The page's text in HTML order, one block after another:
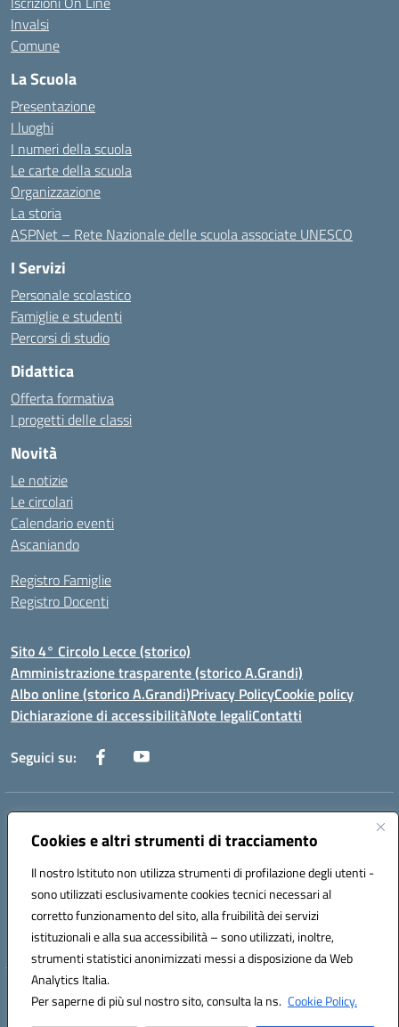
Cookies e altri strumenti di tracciamento
Il nostro Istituto non utilizza strumenti di profilazione degli utenti -
sono utilizzati esclusivamente cookies tecnici necessari al
corretto funzionamento del sito, alla fruibilità dei servizi
istituzionali e alla sua accessibilità – sono utilizzati, inoltre,
strumenti statistici anonimizzati messi a disposizione da Web
Analytics Italia.
Per saperne di più sul nostro sito, consulta la ns. Cookie Policy.
Invalsi
Comune
La Scuola
Presentazione
I luoghi
I numeri della scuola
Le carte della scuola
Organizzazione
La storia
ASPNet – Rete Nazionale delle scuola associate UNESCO
I Servizi
Personale scolastico
Famiglie e studenti
Percorsi di studio
Didattica
Offerta formativa
I progetti delle classi
Novità
Le notizie
Le circolari
Calendario eventi
Ascaniando
Registro Famiglie
Registro Docenti
Sito 4° Circolo Lecce (storico)
Amministrazione trasparente (storico A.Grandi)
Albo online (storico A.Grandi)Privacy PolicyCookie policy
Dichiarazione di accessibilitàNote legaliContatti
Seguici su:
Indirizzo:Via Francesco Patitari 2 - Lecce
Centralino:0832/346889 Email:leic8av008@istruzione.it
Codice fiscale: 93173040754
Codice meccanografico:
LEIC8AV008
Codice Indice delle Pubbliche Amministrazioni (IPA): BZRH652R
Hosting & Powered by 3D Solution S.r.l.
Concept & Design by Designers Italia